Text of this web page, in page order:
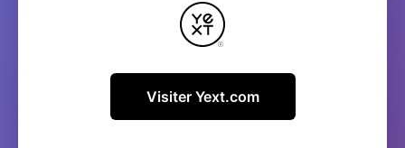
Visiter Yext.com